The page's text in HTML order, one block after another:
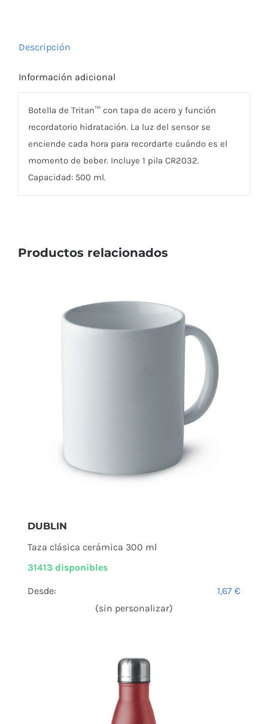
Descripción
Información adicional
Botella de Tritan™ con tapa de acero y función
recordatorio hidratación. La luz del sensor se
enciende cada hora para recordarte cuándo es el
momento de beber. Incluye 1 pila CR2032.
Capacidad: 500 ml.
Productos relacionados
DUBLIN
Taza clásica cerámica 300 ml
31413 disponibles
Desde: 1,67€
(sin personalizar)